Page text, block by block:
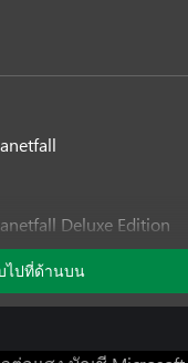
Deluxe Edition
Season Pass
ไปที่ด้านบน